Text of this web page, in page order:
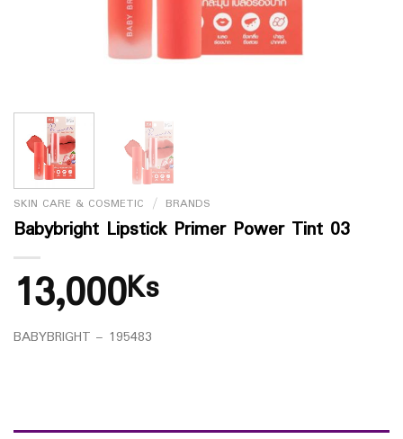
SKIN CARE & COSMETIC / BRANDS
Babybright Lipstick Primer Power Tint 03
13,000Ks
BABYBRIGHT – 195483